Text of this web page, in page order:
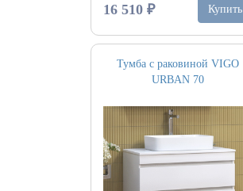
16 510 ₽ Купить
Тумба с раковиной VIGO
URBAN 70